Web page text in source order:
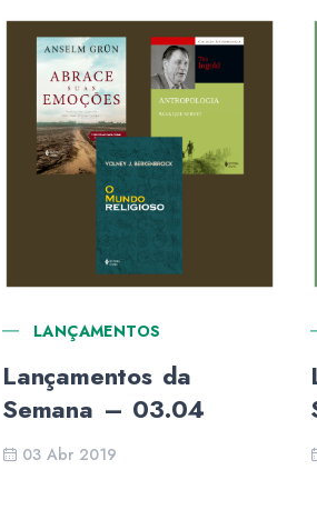
LANÇAMENTOS
Lançamentos da
Semana – 03.04
03 Abr 2019